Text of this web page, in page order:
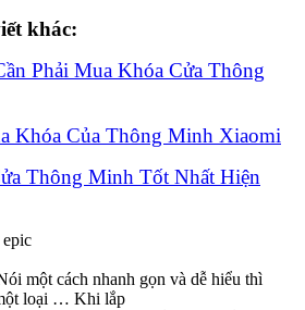
khác:
Phải Mua Khóa Cửa Thông
Khóa Của Thông Minh Xiaomi
Thông Minh Tốt Nhất Hiện
một cách nhanh gọn và dễ hiểu thì
loại … Khi lắp